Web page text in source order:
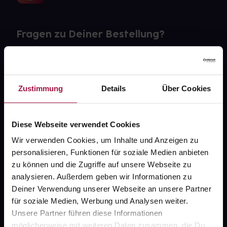
Zustimmung Details Über Cookies
Diese Webseite verwendet Cookies
Wir verwenden Cookies, um Inhalte und Anzeigen zu
personalisieren, Funktionen für soziale Medien anbieten
zu können und die Zugriffe auf unsere Webseite zu
analysieren. Außerdem geben wir Informationen zu
Deiner Verwendung unserer Webseite an unsere Partner
für soziale Medien, Werbung und Analysen weiter.
Unsere Partner führen diese Informationen
Fragen zu Deiner Bestellung?
Über uns
Karriere